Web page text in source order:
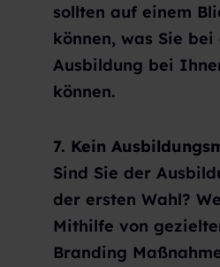
sollten auf einem
können, was Sie bei
Ausbildung bei
können.
7. Kein
Sind Sie der
der ersten Wahl?
Mithilfe von
Branding